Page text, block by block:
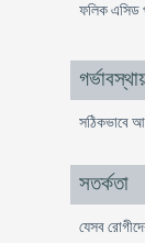
ফলিক এসিড
সঠিকভাবে
সতর্কতা
যেসব